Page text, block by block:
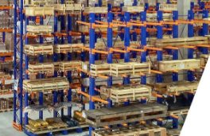
из какого вы
города